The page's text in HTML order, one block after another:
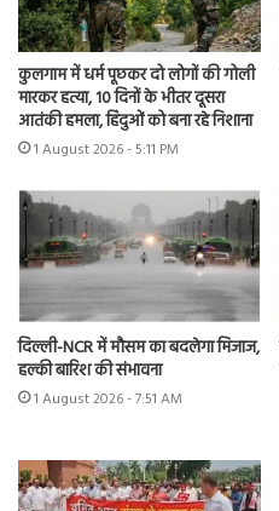
कुलगाम में धर्म पूछकर दो लोगों की गोली
मारकर हत्या, 10 दिनों के भीतर दूसरा
आतंकी हमला, हिंदुओं को बना रहे निशाना
1 August 2026 - 5:11 PM
दिल्ली-NCR में मौसम का बदलेगा मिजाज,
हल्की बारिश की संभावना
1 August 2026 - 7:51 AM